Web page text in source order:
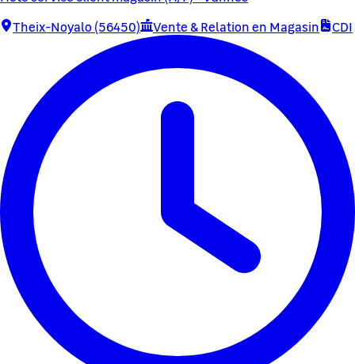
Theix-Noyalo (56450)
Vente & Relation en Magasin CDI